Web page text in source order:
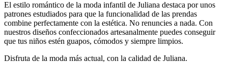
El estilo romántico de la moda infantil de Juliana destaca por unos
patrones estudiados para que la funcionalidad de las prendas
combine perfectamente con la estética. No renuncies a nada. Con
nuestros diseños confeccionados artesanalmente puedes conseguir
que tus niños estén guapos, cómodos y siempre limpios.
Disfruta de la moda más actual, con la calidad de Juliana.